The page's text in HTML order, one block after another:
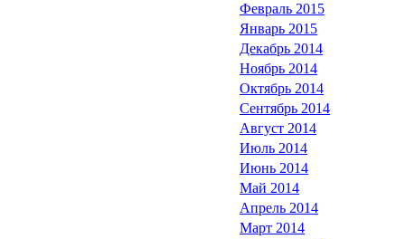
Февраль 2015
Январь 2015
Декабрь 2014
Ноябрь 2014
Октябрь 2014
Сентябрь 2014
Август 2014
Июль 2014
Июнь 2014
Май 2014
Апрель 2014
Март 2014